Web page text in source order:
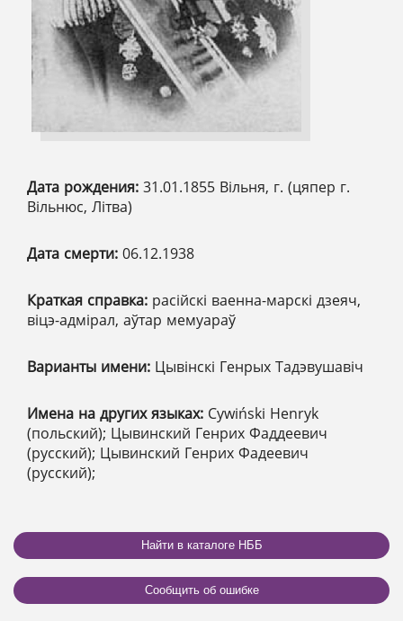
Дата рождения: 31.01.1855 Вільня, г. (цяпер г.
Вільнюс, Літва)
Дата смерти: 06.12.1938
Краткая справка: расійскі ваенна-марскі дзеяч,
віцэ-адмірал, аўтар мемуараў
Варианты имени: Цывінскі Генрых Тадэвушавіч
Имена на других языках: Cywiński Henryk
(польский); Цывинский Генрих Фаддеевич
(русский); Цывинский Генрих Фадеевич
(русский);
Найти в каталоге НББ
Сообщить об ошибке